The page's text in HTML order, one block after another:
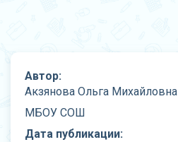
Автор:
Акзянова Ольга Михайловна
МБОУ СОШ
Дата публикации: